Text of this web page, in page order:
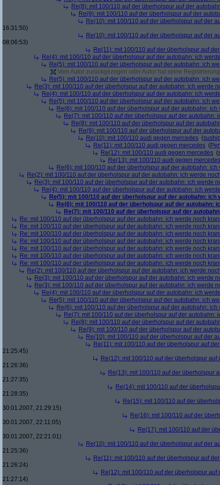
Re(8): mit 100/110 auf der überholspur auf der
Re(9): mit 100/110 auf der überholspur auf der
Re(10): mit 100/110 auf der überholspur auf der
16:31:50)
Re(10): mit 100/110 auf der überholspur auf der
08:06:53)
Re(11): mit 100/110 auf der überholspur auf
Re(4): mit 100/110 auf der überholspur auf der autobahn: ich
Re(5): mit 100/110 auf der überholspur auf der autobahn: ich
Vom Autor zurückgezogen oder Autor hat seine
Re(5): mit 100/110 auf der überholspur auf der autobahn: ich
Re(3): mit 100/110 auf der überholspur auf der autobahn: ich werde
Re(4): mit 100/110 auf der überholspur auf der autobahn: ich
Re(5): mit 100/110 auf der überholspur auf der autobahn: ich
Re(6): mit 100/110 auf der überholspur auf der autobahn:
Re(7): mit 100/110 auf der überholspur auf der autobahn:
Re(8): mit 100/110 auf der überholspur auf der
Re(9): mit 100/110 auf der überholspur auf der
Re(10): mit 100/110 audi gegen mercedes (
Re(11): mit 100/110 audi gegen mercedes (
Re(12): mit 100/110 audi gegen mercedes (
Re(13): mit 100/110 audi gegen mercedes
Re(6): mit 100/110 auf der überholspur auf der autobahn:
Re(2): mit 100/110 auf der überholspur auf der autobahn: ich werde
Re(3): mit 100/110 auf der überholspur auf der autobahn: ich werde
Re(4): mit 100/110 auf der überholspur auf der autobahn: ich
Re(5): mit 100/110 auf der überholspur auf der autobahn: ich
Re(6): mit 100/110 auf der überholspur auf der autobahn:
Re(7): mit 100/110 auf der überholspur auf der
Re: mit 100/110 auf der überholspur auf der autobahn: ich werde noch
Re: mit 100/110 auf der überholspur auf der autobahn: ich werde noch
Re: mit 100/110 auf der überholspur auf der autobahn: ich werde noch
Re: mit 100/110 auf der überholspur auf der autobahn: ich werde noch
Re: mit 100/110 auf der überholspur auf der autobahn: ich werde noch
Re: mit 100/110 auf der überholspur auf der autobahn: ich werde noch
Re: mit 100/110 auf der überholspur auf der autobahn: ich werde noch
Re(2): mit 100/110 auf der überholspur auf der autobahn: ich werde
Re(3): mit 100/110 auf der überholspur auf der autobahn: ich werde
Re(3): mit 100/110 auf der überholspur auf der autobahn: ich werde
Re(4): mit 100/110 auf der überholspur auf der autobahn: ich
Re(5): mit 100/110 auf der überholspur auf der autobahn: ich
Re(6): mit 100/110 auf der überholspur auf der autobahn:
Re(7): mit 100/110 auf der überholspur auf der autobahn:
Re(8): mit 100/110 auf der überholspur auf der
Re(9): mit 100/110 auf der überholspur auf der
Re(10): mit 100/110 auf der überholspur auf der
Re(11): mit 100/110 auf der überholspur auf
21:25:45)
Re(12): mit 100/110 auf der überholspur
21:26:36)
Re(13): mit 100/110 auf der überholspur
21:27:35)
Re(14): mit 100/110 auf der
21:28:35)
Re(15): mit 100/110 auf der
30.01.2007, 21:29:15)
Re(16): mit 100/110 auf der
30.01.2007, 22:11:05)
Re(17): mit 100/110 auf der
30.01.2007, 22:21:01)
Re(10): mit 100/110 auf der überholspur auf der
21:25:36)
Re(11): mit 100/110 auf der überholspur auf
21:26:24)
Re(12): mit 100/110 auf der überholspur
21:27:14)